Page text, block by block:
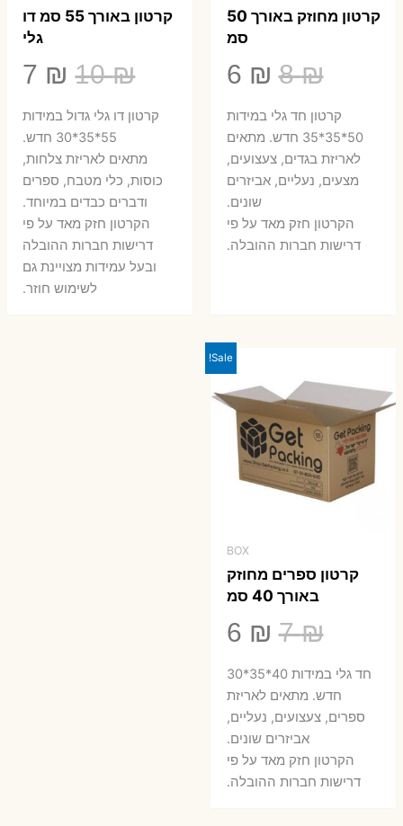
קרטון מחוזק באורך 50
סמ
8₪
המחיר
המקורי
היה:
8 ₪.
6 ₪
הנוכחיקרטון חד גלי במידות
50*35*35 חדש. מתאים
לאריזת בגדים, צעצועים,
מצעים, נעליים, אביזרים
שונים.
הקרטון חזק מאד על פי
דרישות חברות ההובלה.
קרטון באורך 55 סמ דו
גלי
10₪
היה:
10 ₪.
7 ₪
7 ₪.
קרטון דו גלי גדול במידות
55*35*30 חדש.
מתאים לאריזת צלחות,
כוסות, כלי מטבח, ספרים
ודברים כבדים במיוחד.
הקרטון חזק מאד על פי
דרישות חברות ההובלה
ובעל עמידות מצויינת גם
לשימוש חוזר.
Sale!
BOX
קרטון ספרים מחוזק
באורך 40 סמ
7₪
המחיר
המקורי
היה:
7 ₪.
6 ₪
הוא:
חד גלי במידות 40*35*30
חדש. מתאים לאריזת
ספרים, צעצועים, נעליים,
אביזרים שונים.
הקרטון חזק מאד על פי
דרישות חברות ההובלה.